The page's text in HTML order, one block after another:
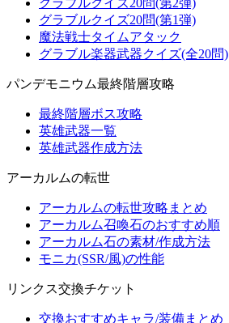
グラブルクイズ20問(第2弾)
グラブルクイズ20問(第1弾)
魔法戦士タイムアタック
グラブル楽器武器クイズ(全20問)
パンデモニウム最終階層攻略
最終階層ボス攻略
英雄武器一覧
英雄武器作成方法
アーカルムの転世
アーカルムの転世攻略まとめ
アーカルム召喚石のおすすめ順
アーカルム石の素材/作成方法
モニカ(SSR/風)の性能
リンクス交換チケット
交換おすすめキャラ/装備まとめ